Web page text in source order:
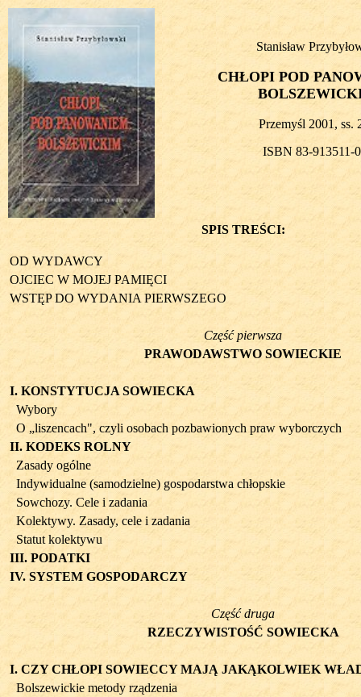
Stanisław
CHŁOPI POD
Przemyśl 2001, ss.
ISBN 83-913511-
SPIS TREŚCI:
OD WYDAWCY
OJCIEC W MOJEJ PAMIĘCI
WSTĘP DO WYDANIA PIERWSZEGO
Część pierwsza
PRAWODAWSTWO SOWIECKIE
I. KONSTYTUCJA SOWIECKA
Wybory
O „liszencach", czyli osobach pozbawionych praw wyborczych
II. KODEKS ROLNY
Zasady ogólne
Indywidualne (samodzielne) gospodarstwa chłopskie
Sowchozy. Cele i zadania
Kolektywy. Zasady, cele i zadania
Statut kolektywu
III. PODATKI
IV. SYSTEM GOSPODARCZY
Część druga
RZECZYWISTOŚĆ SOWIECKA
I. CZY CHŁOPI SOWIECCY MAJĄ JAKĄKOLWIEK
Bolszewickie metody rządzenia